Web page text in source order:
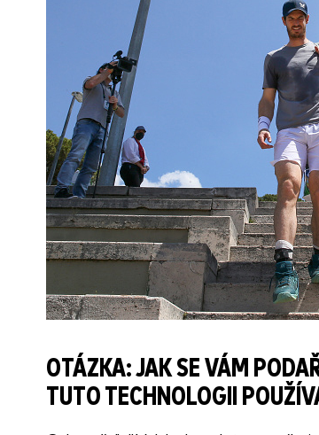
OTÁZKA: JAK SE VÁM
TUTO TECHNOLOGII